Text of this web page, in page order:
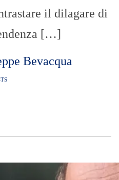
il dilagare di
[…]
Bevacqua